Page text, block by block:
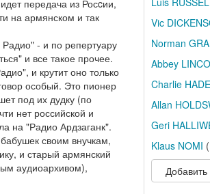
передача из Росcии,
на армянском и так
- и по репертуару
и все такое прочее.
и крутит оно только
особый. Это пионер
под их дудку (по
нет российской и
на "Радио Ардзаганк".
своим внучкам,
и старый армянский
аудиоархивом),
Vic
Norman
Abbey
Charlie
Allan
Geri
Klaus NOMI